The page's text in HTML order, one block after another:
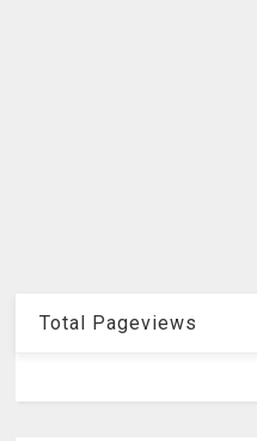
Total Pageviews